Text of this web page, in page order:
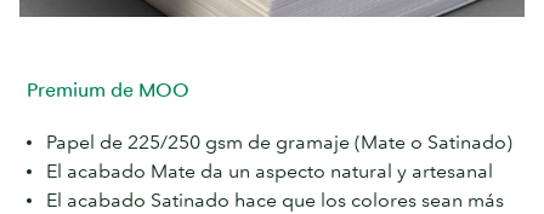
Premium de MOO
Papel de 225/250 gsm de gramaje (Mate o Satinado)
El acabado Mate da un aspecto natural y artesanal
El acabado Satinado hace que los colores sean más